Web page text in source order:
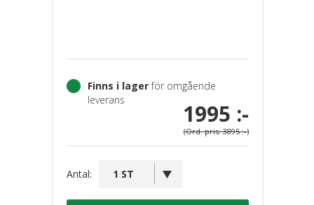
Finns i lagerför omgående
leverans
1995 :-
(Ord. pris: 3895 :-)
Antal: